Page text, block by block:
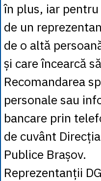
în plus, iar
de un
de o altă
și care încearcă
Recomandarea
personale sau
bancare prin
de cuvânt
Publice Brașov.
Reprezentanții